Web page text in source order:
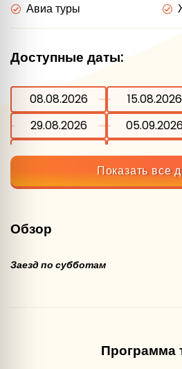
Авиа туры
Доступные даты:
08.08.2026 15.08.2026
29.08.2026
19.09.2026
10.10.2026
17.10.2026
Показать все
Обзор
Заезд по субботам
Программа